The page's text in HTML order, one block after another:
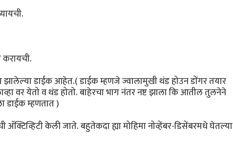
करायची.
डाईक आहेत.( डाईक म्हणजे ज्वालामुखी थंड होउन डोंगर तयार
वर येतो व थंड होतो. बाहेरचा भाग नंतर नष्ट झाला कि आतील तुलनेने
डाईक म्हणतात )
अ‍ॅक्टिव्हिटी केली जाते. बहुतेकदा ह्या मोहिमा नोव्हेंबर-डिसेंबरमधे घेतल्या